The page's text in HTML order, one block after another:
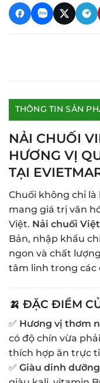
THÔNG TIN SẢN
NẢI CHUỐI
HƯƠNG VỊ
TẠI
Chuối không chỉ
mang giá trị văn
Việt. Nải chuối
Bản, nhập khẩu
ngon và chất
tâm linh trong các
🍌 ĐẶC ĐIỂM
✅ Hương vị thơm
có độ chín vừa
thích hợp ăn trực
✅ Giàu dinh dưỡng